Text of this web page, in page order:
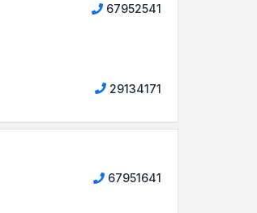
67952541
29134171
67951641